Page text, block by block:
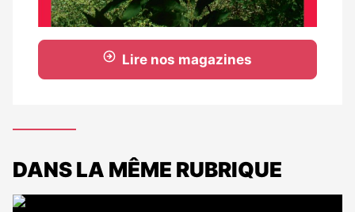
Lire nos magazines
DANS LA MÊME RUBRIQUE